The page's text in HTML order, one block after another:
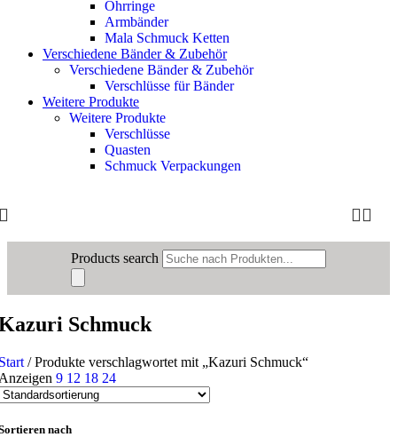
Ohrringe
Armbänder
Mala Schmuck Ketten
Verschiedene Bänder & Zubehör
Verschiedene Bänder & Zubehör
Verschlüsse für Bänder
Weitere Produkte
Weitere Produkte
Verschlüsse
Quasten
Schmuck Verpackungen
Products search
Schmuck
/ Produkte verschlagwortet mit „Kazuri Schmuck“
9 12 18 24
nach